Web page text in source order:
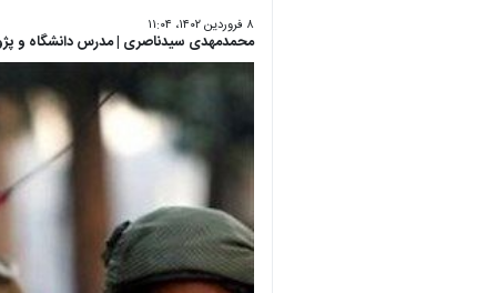
۸ فروردین ۱۴۰۲، ۱۱:۰۴
محمدمهدی سیدناصری | مدرس دانشگاه و